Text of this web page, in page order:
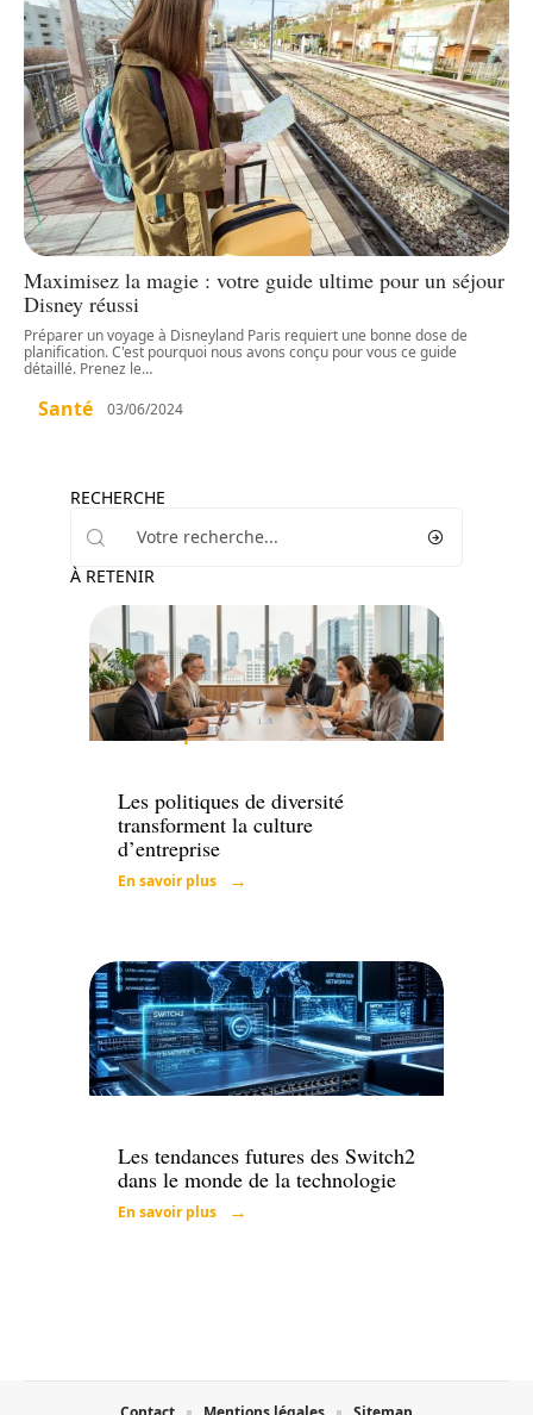
Maximisez la magie : votre guide ultime pour un séjour
Disney réussi
Préparer un voyage à Disneyland Paris requiert une bonne dose de
planification. C'est pourquoi nous avons conçu pour vous ce guide
détaillé. Prenez le…
Santé 03/06/2024
RECHERCHE
À RETENIR
Entreprise
Les politiques de diversité
transforment la culture
d’entreprise
En savoir plus
Tech
Les tendances futures des Switch2
dans le monde de la technologie
En savoir plus